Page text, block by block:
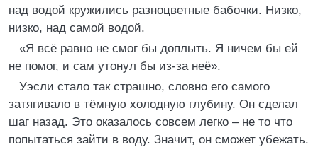
над водой кружились разноцветные бабочки. Низко,
низко, над самой водой.
«Я всё равно не смог бы доплыть. Я ничем бы ей
не помог, и сам утонул бы из-за неё».
Уэсли стало так страшно, словно его самого
затягивало в тёмную холодную глубину. Он сделал
шаг назад. Это оказалось совсем легко – не то что
попытаться зайти в воду. Значит, он сможет убежать.